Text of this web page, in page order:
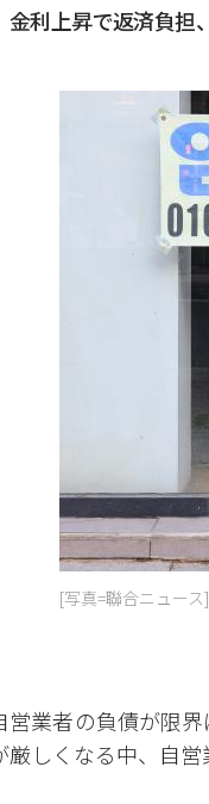
金利上昇で返済負担
[写真=聯合ニュース]
営業者の負債が限
厳しくなる中、自